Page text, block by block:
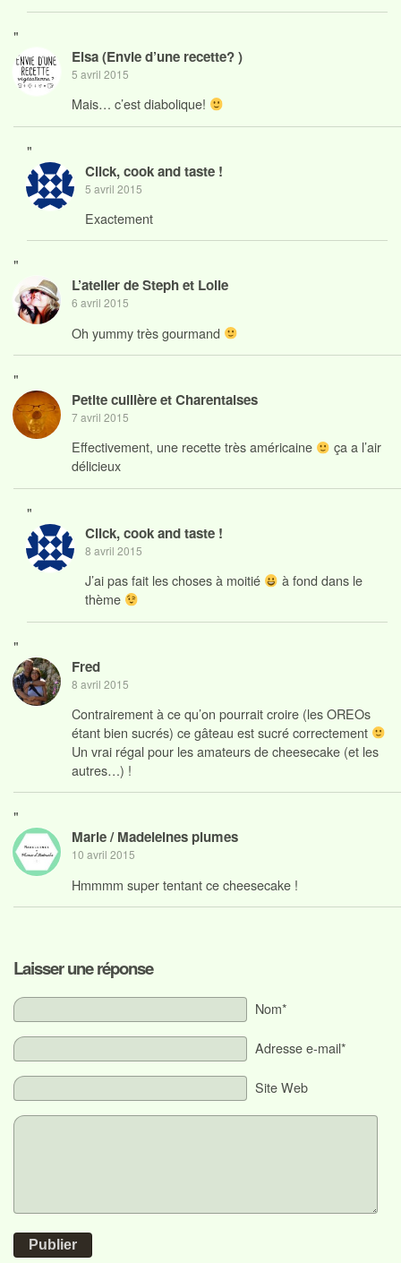
"
Elsa (Envie d’une recette? )
5 avril 2015
Mais… c’est diabolique!
"
Click, cook and taste !
5 avril 2015
Exactement
"
L’atelier de Steph et Lolie
6 avril 2015
Oh yummy très gourmand
"
Petite cuillère et Charentaises
7 avril 2015
Effectivement, une recette très américaine
ça a l’air
délicieux
"
Click, cook and taste !
8 avril 2015
J’ai pas fait les choses à moitié
à fond dans le
thème
"
Fred
8 avril 2015
Contrairement à ce qu’on pourrait croire (les OREOs
étant bien sucrés) ce gâteau est sucré correctement
Un vrai régal pour les amateurs de cheesecake (et les
autres…) !
"
Marie / Madeleines plumes
10 avril 2015
Hmmmm super tentant ce cheesecake !
Laisser une réponse
Nom*
Adresse e-mail*
Site Web
Publier